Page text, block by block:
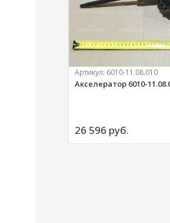
Артикул: 6010-11.08.010
Акселератор 6010-
26 596 руб.